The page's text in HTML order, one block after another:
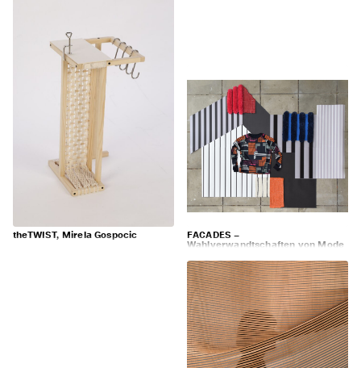
theTWIST, Mirela Gospocic FACADES –
Wahlverwandtschaften von Mode